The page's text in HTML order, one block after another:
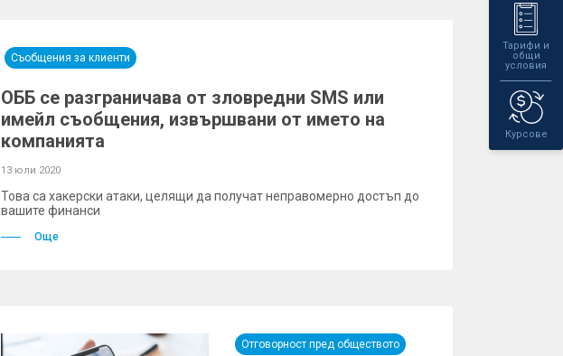
Тарифи и
общи
условия
Курсове
Съобщения за клиенти
ОББ се разграничава от зловредни SMS или
имейл съобщения, извършвани от името на
компанията
13 юли 2020
Това са хакерски атаки, целящи да получат неправомерно достъп до
вашите финанси
Още
Отговорност пред обществото